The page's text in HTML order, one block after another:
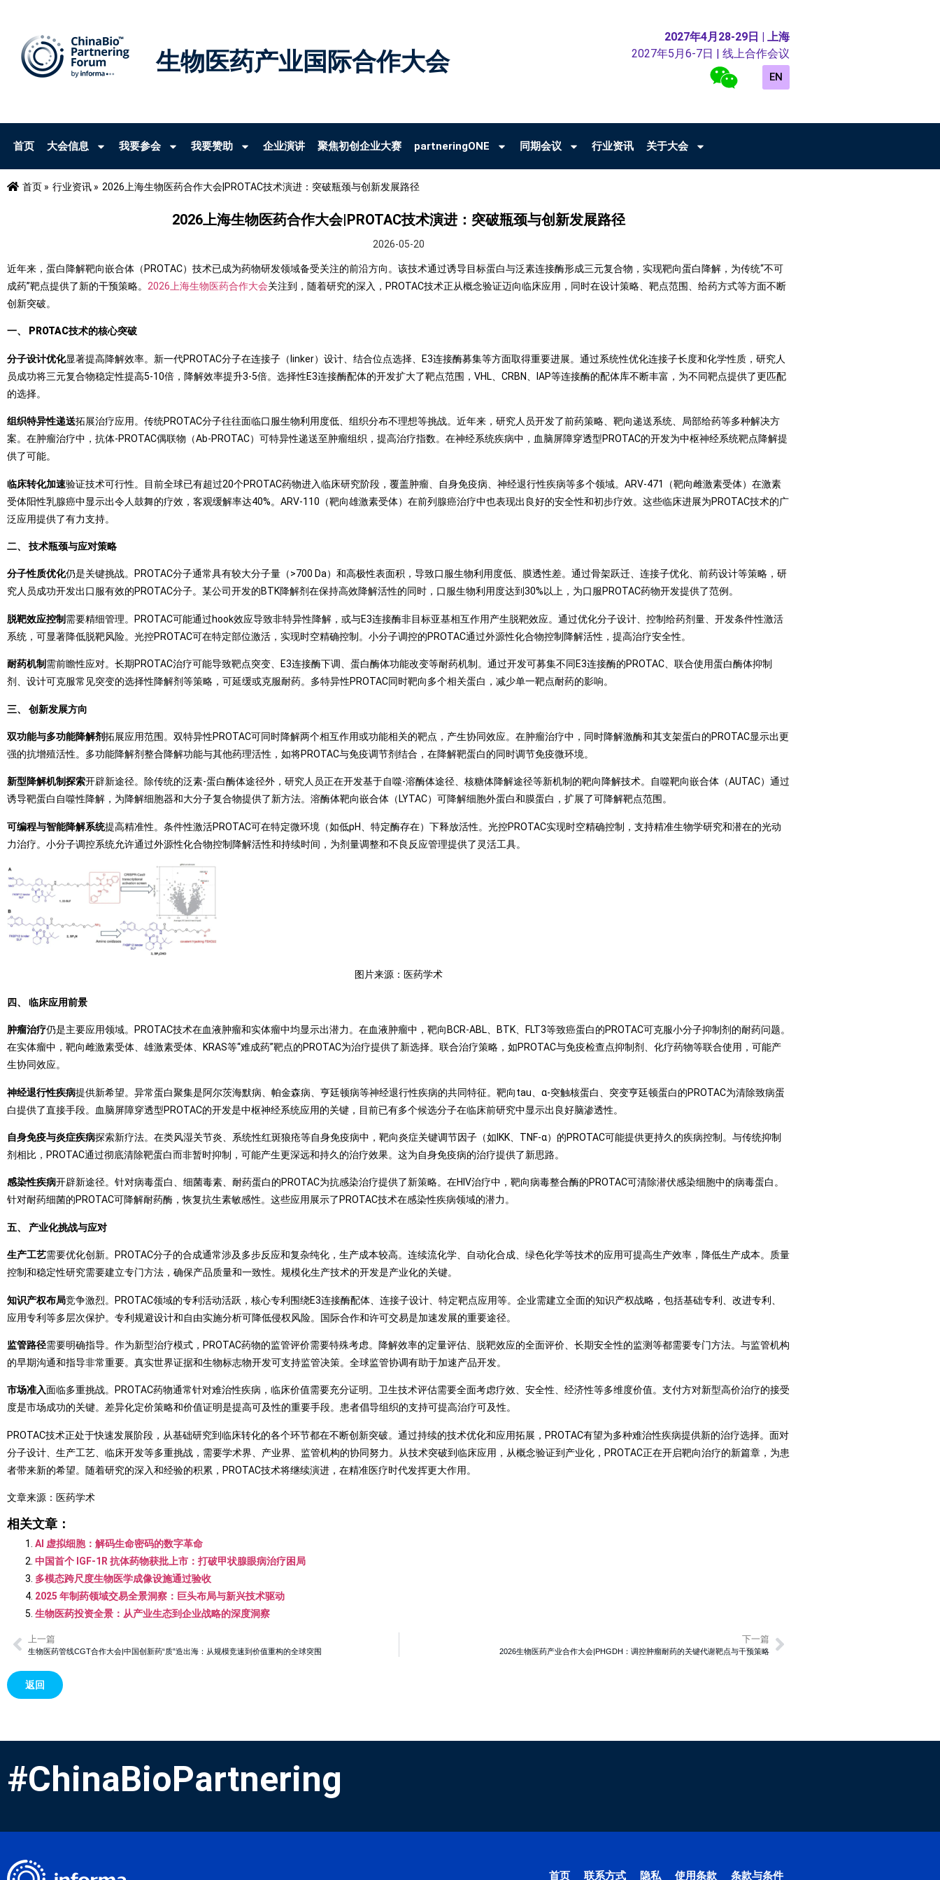
生物医药产业国际合作大会
2027年4月28-29日 | 上海
2027年5月6-7日 | 线上合作会议
EN
首页 大会信息 我要参会 我要赞助 企业演讲 聚焦初创企业大赛 partneringONE 同期会议 行业资讯 关于大会
首页 » 行业资讯 » 2026上海生物医药合作大会|PROTAC技术演进：突破瓶颈与创新发展路径
2026上海生物医药合作大会|PROTAC技术演进：突破瓶颈与创新发展路径
2026-05-20
近年来，蛋白降解靶向嵌合体（PROTAC）技术已成为药物研发领域备受关注的前沿方向。该技术通过诱导目标蛋白与泛素连接酶形成三元复合物，实现靶向蛋白降解，为传统“不可
成药”靶点提供了新的干预策略。 2026上海生物医药合作大会关注到，随着研究的深入，PROTAC技术正从概念验证迈向临床应用，同时在设计策略、靶点范围、给药方式等方面不断
创新突破。
一、 PROTAC技术的核心突破
分子设计优化显著提高降解效率。新一代PROTAC分子在连接子（linker）设计、结合位点选择、E3连接酶募集等方面取得重要进展。通过系统性优化连接子长度和化学性质，研究人
员成功将三元复合物稳定性提高5-10倍，降解效率提升3-5倍。选择性E3连接酶配体的开发扩大了靶点范围，VHL、CRBN、IAP等连接酶的配体库不断丰富，为不同靶点提供了更匹配
的选择。
组织特异性递送拓展治疗应用。传统PROTAC分子往往面临口服生物利用度低、组织分布不理想等挑战。近年来，研究人员开发了前药策略、靶向递送系统、局部给药等多种解决方
案。在肿瘤治疗中，抗体-PROTAC偶联物（Ab-PROTAC）可特异性递送至肿瘤组织，提高治疗指数。在神经系统疾病中，血脑屏障穿透型PROTAC的开发为中枢神经系统靶点降解提
供了可能。
临床转化加速验证技术可行性。目前全球已有超过20个PROTAC药物进入临床研究阶段，覆盖肿瘤、自身免疫病、神经退行性疾病等多个领域。ARV-471（靶向雌激素受体）在激素
受体阳性乳腺癌中显示出令人鼓舞的疗效，客观缓解率达40%。ARV-110（靶向雄激素受体）在前列腺癌治疗中也表现出良好的安全性和初步疗效。这些临床进展为PROTAC技术的广
泛应用提供了有力支持。
二、 技术瓶颈与应对策略
分子性质优化仍是关键挑战。PROTAC分子通常具有较大分子量（>700 Da）和高极性表面积，导致口服生物利用度低、膜透性差。通过骨架跃迁、连接子优化、前药设计等策略，研
究人员成功开发出口服有效的PROTAC分子。某公司开发的BTK降解剂在保持高效降解活性的同时，口服生物利用度达到30%以上，为口服PROTAC药物开发提供了范例。
脱靶效应控制 需要精细管理。PROTAC可能通过hook效应导致非特异性降解，或与E3连接酶非目标亚基相互作用产生脱靶效应。通过优化分子设计、控制给药剂量、开发条件性激活
系统，可显著降低脱靶风险。光控PROTAC可在特定部位激活，实现时空精确控制。小分子调控的PROTAC通过外源性化合物控制降解活性，提高治疗安全性。
耐药机制 需前瞻性应对。长期PROTAC治疗可能导致靶点突变、E3连接酶下调、蛋白酶体功能改变等耐药机制。通过开发可募集不同E3连接酶的PROTAC、联合使用蛋白酶体抑制
剂、设计可克服常见突变的选择性降解剂等策略，可延缓或克服耐药。多特异性PROTAC同时靶向多个相关蛋白，减少单一靶点耐药的影响。
三、 创新发展方向
双功能与多功能降解剂拓展应用范围。双特异性PROTAC可同时降解两个相互作用或功能相关的靶点，产生协同效应。在肿瘤治疗中，同时降解激酶和其支架蛋白的PROTAC显示出更
强的抗增殖活性。多功能降解剂整合降解功能与其他药理活性，如将PROTAC与免疫调节剂结合，在降解靶蛋白的同时调节免疫微环境。
新型降解机制探索开辟新途径。除传统的泛素-蛋白酶体途径外，研究人员正在开发基于自噬-溶酶体途径、核糖体降解途径等新机制的靶向降解技术。自噬靶向嵌合体（AUTAC）通过
诱导靶蛋白自噬性降解，为降解细胞器和大分子复合物提供了新方法。溶酶体靶向嵌合体（LYTAC）可降解细胞外蛋白和膜蛋白，扩展了可降解靶点范围。
可编程与智能降解系统提高精准性。条件性激活PROTAC可在特定微环境（如低pH、特定酶存在）下释放活性。光控PROTAC实现时空精确控制，支持精准生物学研究和潜在的光动
力治疗。小分子调控系统允许通过外源性化合物控制降解活性和持续时间，为剂量调整和不良反应管理提供了灵活工具。
图片来源：医药学术
四、 临床应用前景
肿瘤治疗仍是主要应用领域。PROTAC技术在血液肿瘤和实体瘤中均显示出潜力。在血液肿瘤中，靶向BCR-ABL、BTK、FLT3等致癌蛋白的PROTAC可克服小分子抑制剂的耐药问题。
在实体瘤中，靶向雌激素受体、雄激素受体、KRAS等“难成药”靶点的PROTAC为治疗提供了新选择。联合治疗策略，如PROTAC与免疫检查点抑制剂、化疗药物等联合使用，可能产
生协同效应。
神经退行性疾病提供新希望。异常蛋白聚集是阿尔茨海默病、帕金森病、亨廷顿病等神经退行性疾病的共同特征。靶向tau、α-突触核蛋白、突变亨廷顿蛋白的PROTAC为清除致病蛋
白提供了直接手段。血脑屏障穿透型PROTAC的开发是中枢神经系统应用的关键，目前已有多个候选分子在临床前研究中显示出良好脑渗透性。
自身免疫与炎症疾病探索新疗法。在类风湿关节炎、系统性红斑狼疮等自身免疫病中，靶向炎症关键调节因子（如IKK、TNF-α）的PROTAC可能提供更持久的疾病控制。与传统抑制
剂相比，PROTAC通过彻底清除靶蛋白而非暂时抑制，可能产生更深远和持久的治疗效果。这为自身免疫病的治疗提供了新思路。
感染性疾病开辟新途径。针对病毒蛋白、细菌毒素、耐药蛋白的PROTAC为抗感染治疗提供了新策略。在HIV治疗中，靶向病毒整合酶的PROTAC可清除潜伏感染细胞中的病毒蛋白。
针对耐药细菌的PROTAC可降解耐药酶，恢复抗生素敏感性。这些应用展示了PROTAC技术在感染性疾病领域的潜力。
五、 产业化挑战与应对
生产工艺需要优化创新。PROTAC分子的合成通常涉及多步反应和复杂纯化，生产成本较高。连续流化学、自动化合成、绿色化学等技术的应用可提高生产效率，降低生产成本。质量
控制和稳定性研究需要建立专门方法，确保产品质量和一致性。规模化生产技术的开发是产业化的关键。
知识产权布局竞争激烈。PROTAC领域的专利活动活跃，核心专利围绕E3连接酶配体、连接子设计、特定靶点应用等。企业需建立全面的知识产权战略，包括基础专利、改进专利、
应用专利等多层次保护。专利规避设计和自由实施分析可降低侵权风险。国际合作和许可交易是加速发展的重要途径。
监管路径需要明确指导。作为新型治疗模式，PROTAC药物的监管评价需要特殊考虑。降解效率的定量评估、脱靶效应的全面评价、长期安全性的监测等都需要专门方法。与监管机构
的早期沟通和指导非常重要。真实世界证据和生物标志物开发可支持监管决策。全球监管协调有助于加速产品开发。
市场准入面临多重挑战。PROTAC药物通常针对难治性疾病，临床价值需要充分证明。卫生技术评估需要全面考虑疗效、安全性、经济性等多维度价值。支付方对新型高价治疗的接受
度是市场成功的关键。差异化定价策略和价值证明是提高可及性的重要手段。患者倡导组织的支持可提高治疗可及性。
PROTAC技术正处于快速发展阶段，从基础研究到临床转化的各个环节都在不断创新突破。通过持续的技术优化和应用拓展，PROTAC有望为多种难治性疾病提供新的治疗选择。面对
分子设计、生产工艺、临床开发等多重挑战，需要学术界、产业界、监管机构的协同努力。从技术突破到临床应用，从概念验证到产业化，PROTAC正在开启靶向治疗的新篇章，为患
者带来新的希望。随着研究的深入和经验的积累，PROTAC技术将继续演进，在精准医疗时代发挥更大作用。
文章来源：医药学术
相关文章：
AI 虚拟细胞：解码生命密码的数字革命
中国首个 IGF-1R 抗体药物获批上市：打破甲状腺眼病治疗困局
多模态跨尺度生物医学成像设施通过验收
2025 年制药领域交易全景洞察：巨头布局与新兴技术驱动
生物医药投资全景：从产业生态到企业战略的深度洞察
上一篇
生物医药管线CGT合作大会|中国创新药“质”造出海：从规模竞速到价值重构的全球突围
下一篇
2026生物医药产业合作大会|PHGDH：调控肿瘤耐药的关键代谢靶点与干预策略
返回
#ChinaBioPartnering
首页 联系方式 隐私 使用条款 条款与条件